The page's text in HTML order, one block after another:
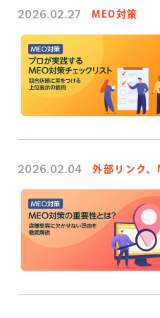
2026.02.27 MEO対策
2026.02.04 外部リンク、